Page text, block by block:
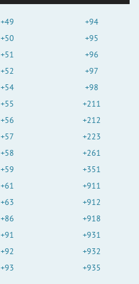
+49
+50
+51
+52
+54
+55
+56
+57
+58
+59
+61
+63
+86
+91
+92
+93
+94
+95
+96
+97
+98
+211
+212
+223
+261
+351
+911
+912
+918
+931
+932
+935